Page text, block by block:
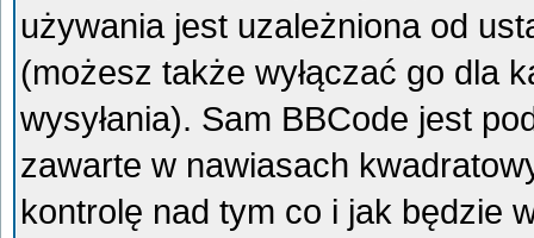
używania jest uzależniona od
(możesz także wyłączać go dla
wysyłania). Sam BBCode jest
zawarte w nawiasach
kontrolę nad tym co i jak będzie